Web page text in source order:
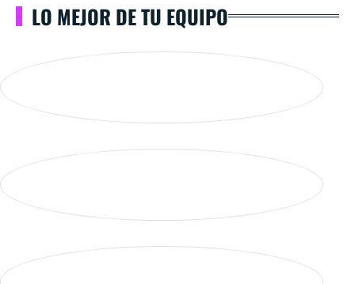
LO MEJOR DE TU EQUIPO